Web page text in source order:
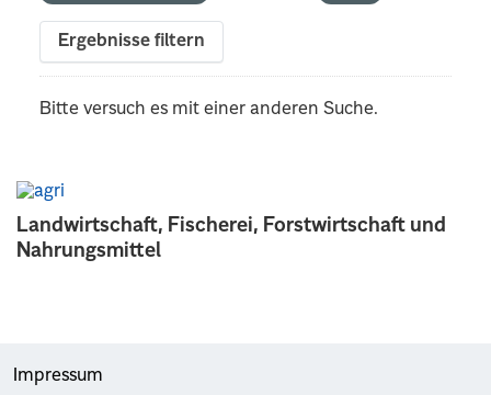
Landwirtschaft, Fischerei, Forstwirtschaft und
Nahrungsmittel
Ergebnisse filtern
Bitte versuch es mit einer anderen Suche.
Impressum